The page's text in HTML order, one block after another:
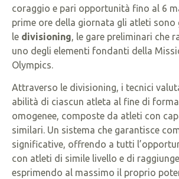
coraggio e pari opportunità fino al 6
prime ore della giornata gli atleti sono
le divisioning, le gare preliminari che
uno degli elementi fondanti della
Olympics.
Attraverso le divisioning, i tecnici
abilità di ciascun atleta al fine di
omogenee, composte da atleti con
similari. Un sistema che garantisce
significative, offrendo a tutti
con atleti di simile livello e di
esprimendo al massimo il proprio